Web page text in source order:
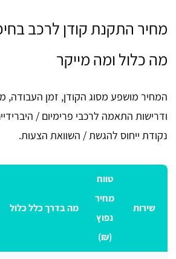
מחיר התקנת קודן לרכב
מה כלול ומה מייקר
המחיר מושפע מסוג הקודן, זמן העבודה,
ודרישות התאמה לרכבי פרימיום /
נקודת ייחוס להגשת / השוואת הצעות.
שירות
טווח
מחיר
נפוץ
(₪)
מה בדרך כלל כלול